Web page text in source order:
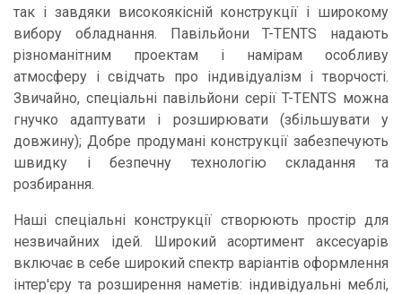
так і завдяки високоякісній конструкції і широкому
вибору обладнання. Павільйони T-TENTS надають
різноманітним проектам і намірам особливу
атмосферу і свідчать про індивідуалізм і творчості.
Звичайно, спеціальні павільйони серії T-TENTS можна
гнучко адаптувати і розширювати (збільшувати у
довжину); Добре продумані конструкції забезпечують
швидку і безпечну технологію складання та
розбирання.
Наші спеціальні конструкції створюють простір для
незвичайних ідей. Широкий асортимент аксесуарів
включає в себе широкий спектр варіантів оформлення
інтер'єру та розширення наметів: індивідуальні меблі,